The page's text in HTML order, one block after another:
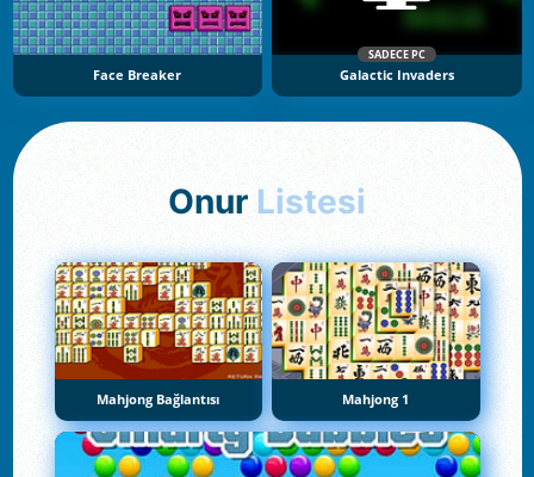
Face Breaker
SADECE PC
Galactic Invaders
Onur Listesi
Mahjong Bağlantısı Mahjong 1